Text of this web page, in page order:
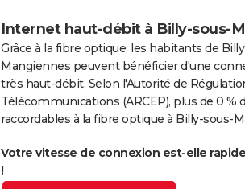
Internet haut-débit à Billy-sous-
Grâce à la fibre optique, les habitants de
Mangiennes peuvent bénéficier d'une
très haut-débit. Selon l'Autorité de
Télécommunications (ARCEP), plus de 0 %
raccordables à la fibre optique à Billy-sous-
Votre vitesse de connexion est-elle
!